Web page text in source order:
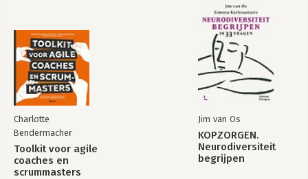
Grip op Gedrag in
10 stappen
TA Ontdek- Kaarten
Bekijk alle boeken
Charlotte
Bendermacher
Toolkit voor agile
coaches en
scrummasters
Jim van Os
KOPZORGEN.
Neurodiversiteit
begrijpen